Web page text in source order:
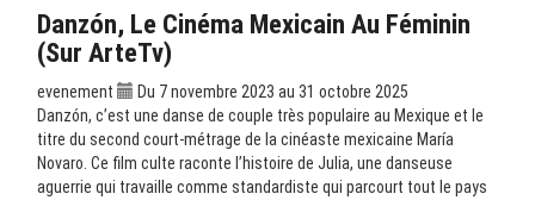
Danzón, Le Cinéma Mexicain Au Féminin
(sur ArteTv)
evenement
Du 7 novembre 2023 au 31 octobre 2025
Danzón, c’est une danse de couple très populaire au Mexique et le
titre du second court-métrage de la cinéaste mexicaine María
Novaro. Ce film culte raconte l’histoire de Julia, une danseuse
aguerrie qui travaille comme standardiste qui parcourt tout le pays